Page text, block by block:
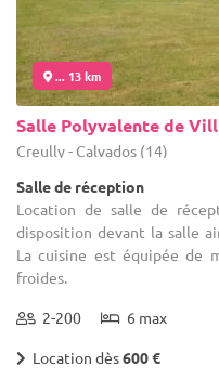
... 13 km
Salle Polyvalente de
Creully - Calvados (14)
Salle de réception
Location de salle de
disposition devant la salle
La cuisine est équipée de
froides.
2-200 6 max
Location dès600 €